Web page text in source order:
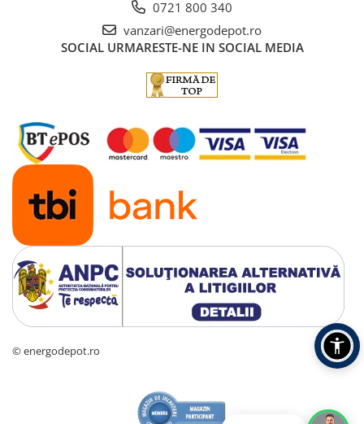
0721 800 340
vanzari@energodepot.ro
SOCIAL URMARESTE-NE IN SOCIAL MEDIA
© energodepot.ro